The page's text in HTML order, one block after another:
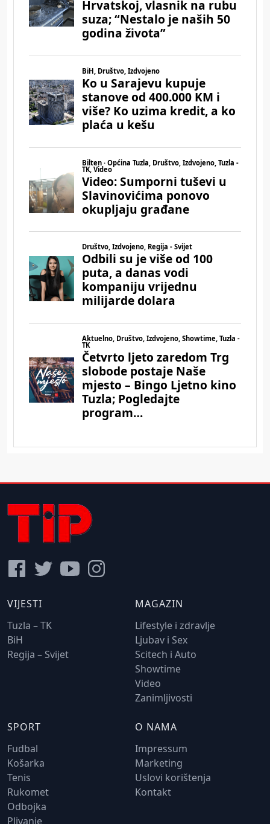
VIJESTI
Tuzla – TK
BiH
Regija – Svijet
MAGAZIN
Lifestyle i zdravlje
Ljubav i Sex
Scitech i Auto
Showtime
Video
Zanimljivosti
SPORT
Fudbal
Košarka
Tenis
Rukomet
Odbojka
Plivanje
O NAMA
Impressum
Marketing
Uslovi korištenja
Kontakt